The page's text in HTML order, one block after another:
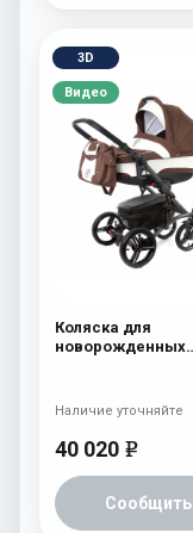
3D
Видео
Коляска для
новорожденных
40 020 e
Сообщить
Наличие уточняйте